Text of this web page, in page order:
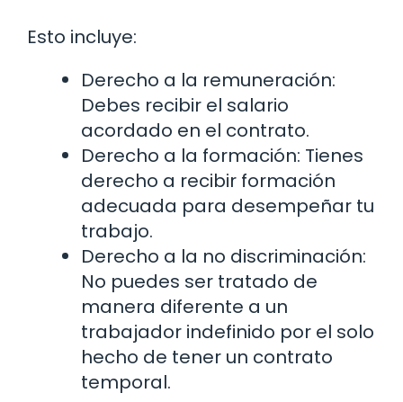
Esto incluye:
Derecho a la remuneración:
Debes recibir el salario
acordado en el contrato.
Derecho a la formación: Tienes
derecho a recibir formación
adecuada para desempeñar tu
trabajo.
Derecho a la no discriminación:
No puedes ser tratado de
manera diferente a un
trabajador indefinido por el solo
hecho de tener un contrato
temporal.